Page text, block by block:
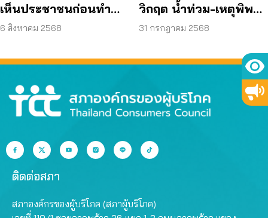
เห็นประชาชนก่อนทำ
ร่างผังเมืองรวม กทม.
6 สิงหาคม 2568
วิกฤต น้ำท่วม-เหตุพิพาท
ชายแดน มีอะไรบ้าง
31 กรกฎาคม 2568
ติดต่อสภา
สภาองค์กรของผู้บริโภค (สภาผู้บริโภค)